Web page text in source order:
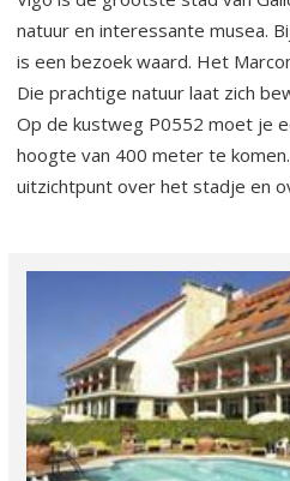
natuur en interessante musea.
is een bezoek waard. Het
Die prachtige natuur laat zich
Op de kustweg P0552 moet je
hoogte van 400 meter te
uitzichtpunt over het stadje en